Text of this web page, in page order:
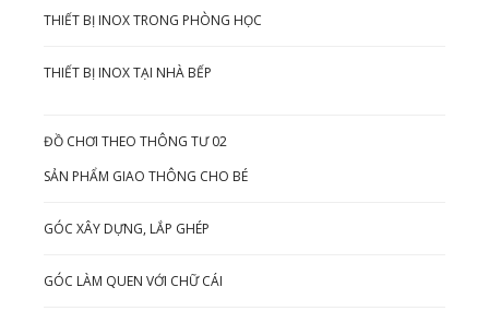
THIẾT BỊ INOX TRONG PHÒNG HỌC
THIẾT BỊ INOX TẠI NHÀ BẾP
ĐỒ CHƠI THEO THÔNG TƯ 02
SẢN PHẨM GIAO THÔNG CHO BÉ
GÓC XÂY DỰNG, LẮP GHÉP
GÓC LÀM QUEN VỚI CHỮ CÁI